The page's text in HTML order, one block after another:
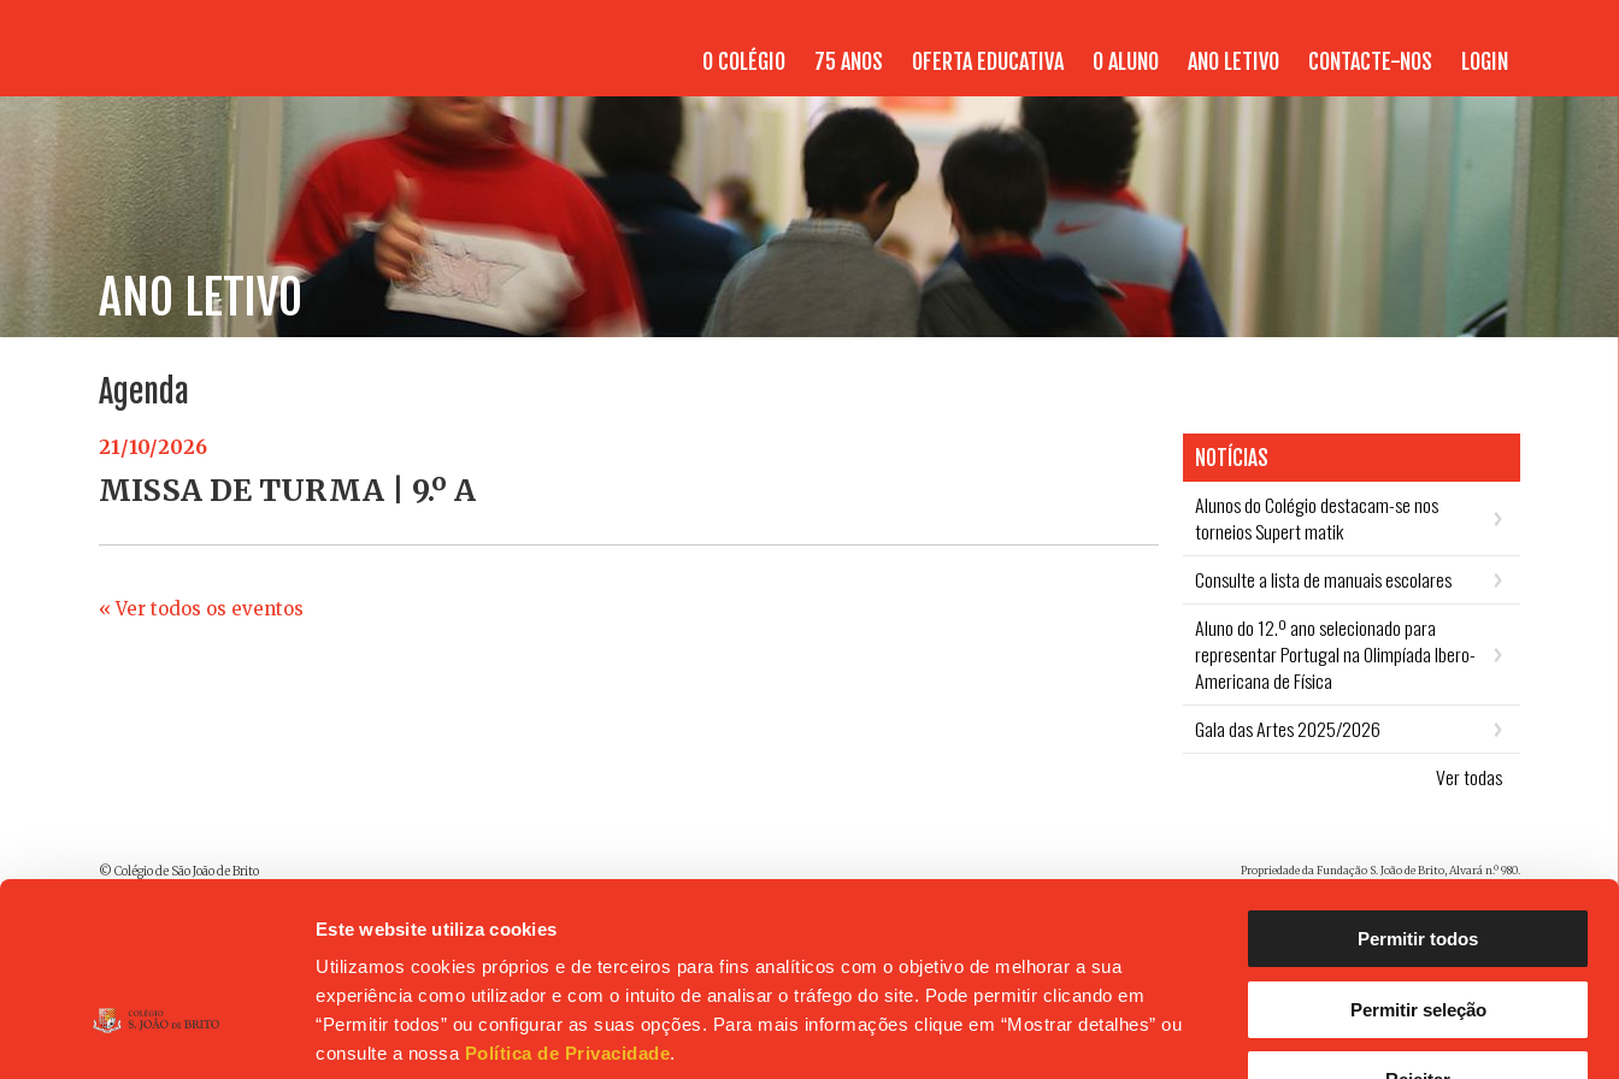
Este website utiliza cookies
Utilizamos cookies próprios e de terceiros para fins analíticos com o objetivo de melhorar a sua
experiência como utilizador e com o intuito de analisar o tráfego do site. Pode permitir clicando em
“Permitir todos” ou configurar as suas opções. Para mais informações clique em “Mostrar detalhes” ou
consulte a nossa Política de Privacidade.
Permitir todos
Permitir seleção
O COLÉGIO 75 ANOS OFERTA EDUCATIVA O ALUNO ANO LETIVO CONTACTE-NOS LOGIN
ANO LETIVO
Agenda
21/10/2026
MISSA DE TURMA | 9.º A
« Ver todos os eventos
NOTÍCIAS
Alunos do Colégio destacam-se nos
torneios Supert matik
Consulte a lista de manuais escolares
Aluno do 12.º ano selecionado para
representar Portugal na Olimpíada Ibero-
Americana de Física
Gala das Artes 2025/2026
Ver todas
© Colégio de São João de Brito Propriedade da Fundação S. João de Brito, Alvará n.º 980.